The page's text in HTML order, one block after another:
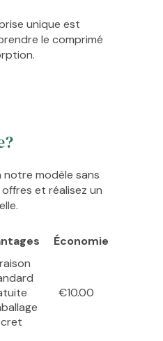
unique est
le comprimé
notre modèle sans
et réalisez un
Économie
€10.00